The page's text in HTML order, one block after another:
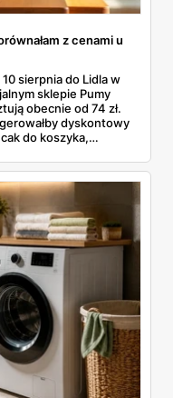
z cenami u
sierpnia do Lidla w
sklepie Pumy
obecnie od 74 zł.
dyskontowy
do koszyka,
ile kosztują
zakup naprawdę